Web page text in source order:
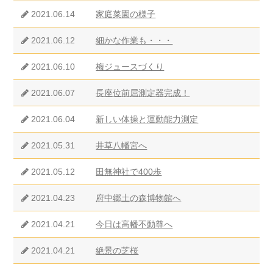
2021.06.14 家庭菜園の様子
2021.06.12 細かな作業も・・・
2021.06.10 梅ジュースづくり
2021.06.07 長座位前屈測定器完成！
2021.06.04 新しい体操と運動能力測定
2021.05.31 井草八幡宮へ
2021.05.12 田無神社で400歩
2021.04.23 府中郷土の森博物館へ
2021.04.21 今日は高幡不動尊へ
2021.04.21 絶景の芝桜